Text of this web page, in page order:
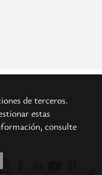
de terceros.
estas
consulte